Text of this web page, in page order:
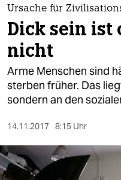
themen
politik
öko
gesellschaft
sport
berlin
Ursache für
Dick sein ist
nicht
Arme Menschen sind
sterben früher. Das
sondern an den
14.11.2017 8:15 Uhr